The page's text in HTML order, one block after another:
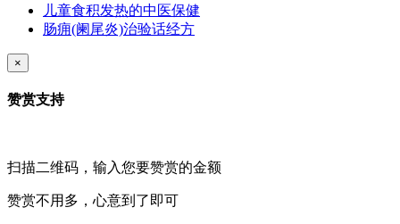
儿童食积发热的中医保健
肠痈(阑尾炎)治验话经方
×
赞赏支持
扫描二维码，输入您要赞赏的金额
赞赏不用多，心意到了即可